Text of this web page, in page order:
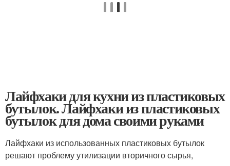
Лайфхаки для кухни из пластиковых
бутылок. Лайфхаки из пластиковых
бутылок для дома своими руками
Лайфхаки из использованных пластиковых бутылок
решают проблему утилизации вторичного сырья,